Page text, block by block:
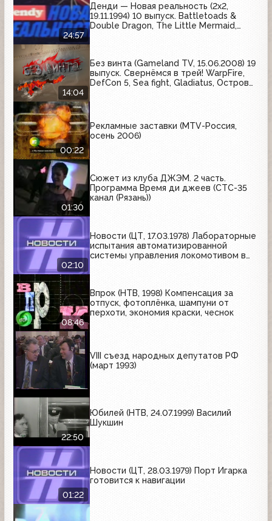
24:57
Денди — Новая реальность (2х2,
19.11.1994) 10 выпуск. Battletoads &
Double Dragon, The Little Mermaid,
14:04
Без винта (Gameland TV, 15.06.2008) 19
выпуск. Свернёмся в трей! WarpFire,
DefCon 5, Sea fight, Gladiatus, Остров
00:22
Рекламные заставки (MTV-Россия,
осень 2006)
01:30
Сюжет из клуба ДЖЭМ. 2 часть.
Программа Время ди джеев (СТС-35
канал (Рязань))
02:10
Новости (ЦТ, 17.03.1978) Лабораторные
испытания автоматизированной
системы управления локомотивом в
08:46
Впрок (НТВ, 1998) Компенсация за
отпуск, фотоплёнка, шампуни от
перхоти, экономия краски, чеснок
VIII съезд народных депутатов РФ
(март 1993)
22:50
Юбилей (НТВ, 24.07.1999) Василий
Шукшин
01:22
Новости (ЦТ, 28.03.1979) Порт Игарка
готовится к навигации